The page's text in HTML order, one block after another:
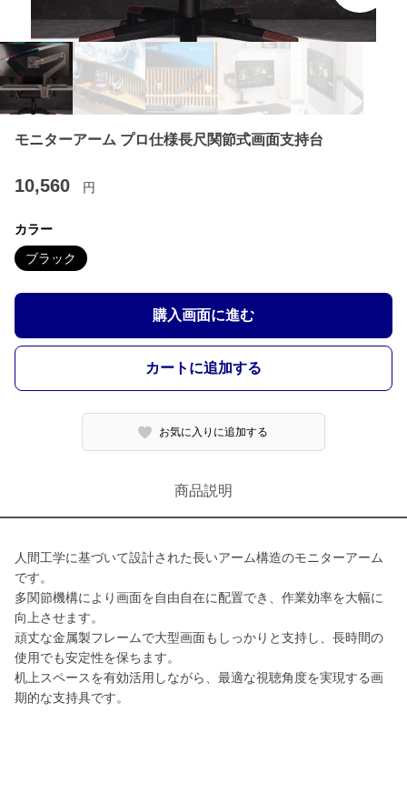
モニターアーム プロ仕様長尺関節式画面支持台
10,560 円
カラー
ブラック
購入画面に進む
カートに追加する
お気に入りに追加する
商品説明
人間工学に基づいて設計された長いアーム構造のモニターアーム
です。
多関節機構により画面を自由自在に配置でき、作業効率を大幅に
向上させます。
頑丈な金属製フレームで大型画面もしっかりと支持し、長時間の
使用でも安定性を保ちます。
机上スペースを有効活用しながら、最適な視聴角度を実現する画
期的な支持具です。